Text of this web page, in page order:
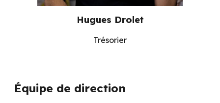
Hugues Drolet
Trésorier
Équipe de direction